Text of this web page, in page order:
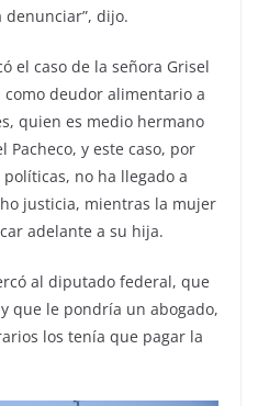
denunciar”, dijo.
el caso de la señora Grisel
deudor alimentario a
quien es medio hermano
y este caso, por
no ha llegado a
justicia, mientras la mujer
adelante a su hija.
al diputado federal, que
que le pondría un abogado,
los tenía que pagar la